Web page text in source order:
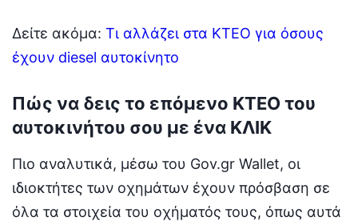
Δείτε ακόμα: Τι αλλάζει στα ΚΤΕΟ για όσους
έχουν diesel αυτοκίνητο
Πώς να δεις το επόμενο ΚΤΕΟ του
αυτοκινήτου σου με ένα ΚΛΙΚ
Πιο αναλυτικά, μέσω του Gov.gr Wallet, οι
ιδιοκτήτες των οχημάτων έχουν πρόσβαση σε
όλα τα στοιχεία του οχήματός τους, όπως αυτά